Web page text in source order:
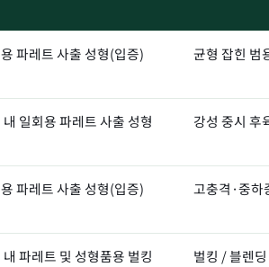
파레트 사출 성형(입증) 균형 잡힌 범
내 일회용 파레트 사출 성형 강성 중시 후
파레트 사출 성형(입증) 고충격·중하
내 파레트 및 성형품용 벌킹
벌킹 / 블렌